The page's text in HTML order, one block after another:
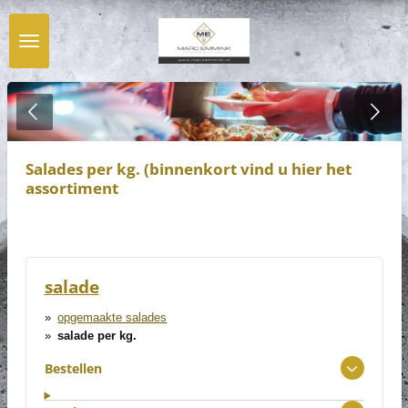
Ga
direct
naar
de
hoofdinhoud
Salades per kg. (binnenkort vind u hier het
assortiment
salade
opgemaakte salades
salade per kg.
Bestellen